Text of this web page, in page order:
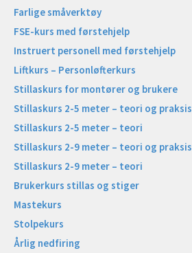
Farlige småverktøy
FSE-kurs med førstehjelp
Instruert personell med førstehjelp
Liftkurs – Personløfterkurs
Stillaskurs for montører og brukere
Stillaskurs 2-5 meter – teori og praksis
Stillaskurs 2-5 meter – teori
Stillaskurs 2-9 meter – teori og praksis
Stillaskurs 2-9 meter – teori
Brukerkurs stillas og stiger
Mastekurs
Stolpekurs
Årlig nedfiring